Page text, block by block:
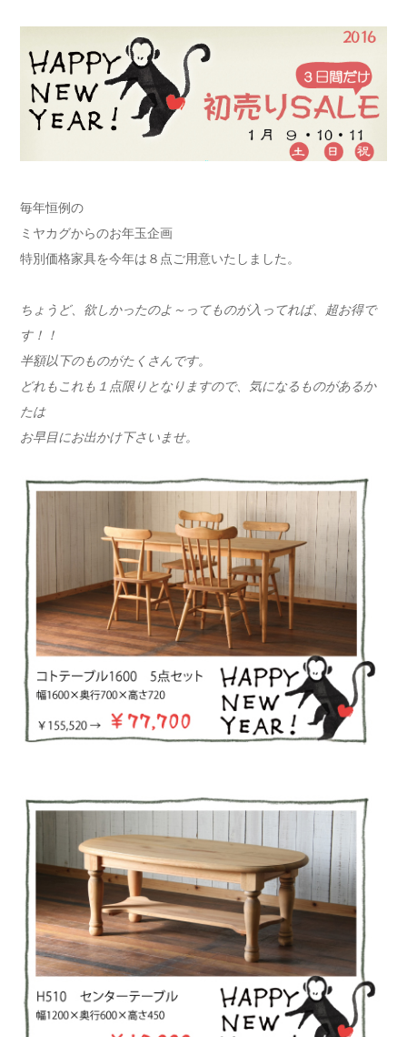
毎年恒例の
ミヤカグからのお年玉企画
特別価格家具を今年は８点ご用意いたしました。
ちょうど、欲しかったのよ～ってものが入ってれば、超お得で
す！！
半額以下のものがたくさんです。
どれもこれも１点限りとなりますので、気になるものがあるか
たは
お早目にお出かけ下さいませ。